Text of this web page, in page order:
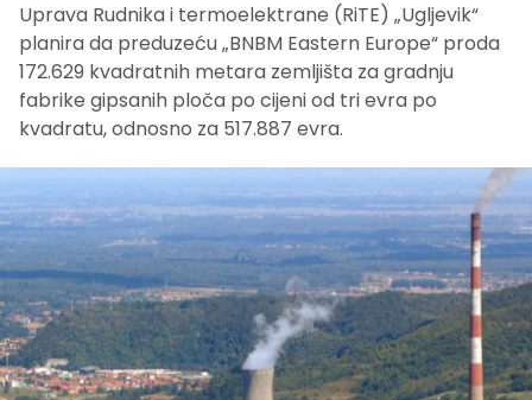
Uprava Rudnika i termoelektrane (RiTE) „Ugljevik“
planira da preduzeću „BNBM Eastern Europe“ proda
172.629 kvadratnih metara zemljišta za gradnju
fabrike gipsanih ploča po cijeni od tri evra po
kvadratu, odnosno za 517.887 evra.